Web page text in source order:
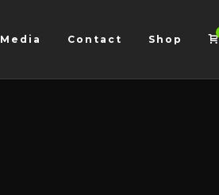
Media Contact Shop